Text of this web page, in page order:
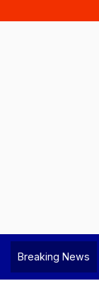
Breaking News